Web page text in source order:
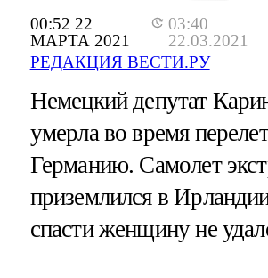
00:52 22
МАРТА 2021
03:40
22.03.2021
РЕДАКЦИЯ ВЕСТИ.РУ
Немецкий депутат
умерла во время
Германию. Самолет
приземлился в
спасти женщину не